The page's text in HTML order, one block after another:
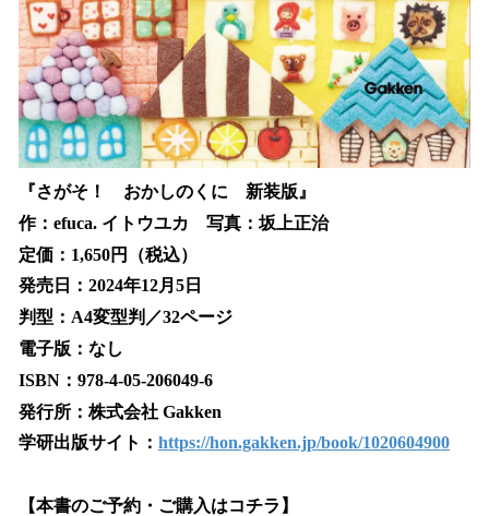
『さがそ！ おかしのくに 新装版』
作：efuca. イトウユカ 写真：坂上正治
定価：1,650円（税込）
発売日：2024年12月5日
判型：A4変型判／32ページ
電子版：なし
ISBN：978-4-05-206049-6
発行所：株式会社 Gakken
学研出版サイト： https://hon.gakken.jp/book/1020604900
【本書のご予約・ご購入はコチラ】